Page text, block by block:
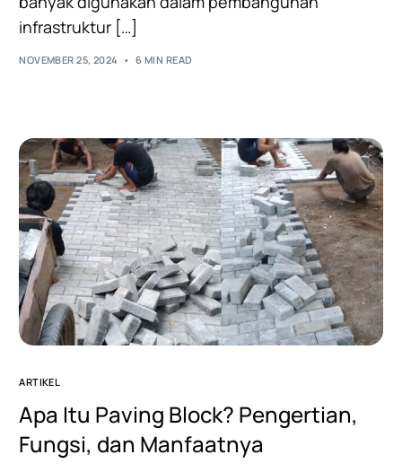
infrastruktur […]
NOVEMBER 25, 2024 6 MIN READ
ARTIKEL
Apa Itu Paving Block? Pengertian,
Fungsi, dan Manfaatnya